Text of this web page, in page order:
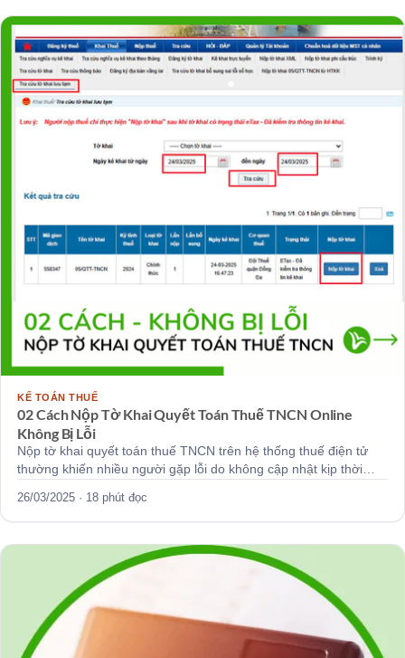
KẾ TOÁN THUẾ
02 Cách Nộp Tờ Khai Quyết Toán Thuế TNCN Online
Không Bị Lỗi
Nộp tờ khai quyết toán thuế TNCN trên hệ thống thuế điện tử
thường khiến nhiều người gặp lỗi do không cập nhật kịp thời…
26/03/2025 · 18 phút đọc